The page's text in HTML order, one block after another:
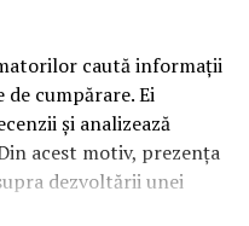
caută informații
cumpărare. Ei
și analizează
acest motiv, prezența
dezvoltării unei